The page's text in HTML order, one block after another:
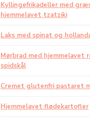
Kyllingefrikadeller med
hjemmelavet tzatziki
Laks med spinat og
Mørbrad med
spidskål
Cremet glutenfri pastaret
Hjemmelavet flødekartofler